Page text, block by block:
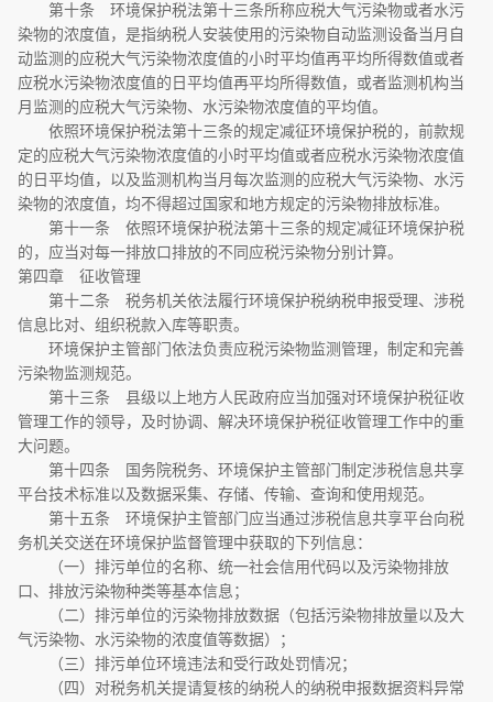
第十条 环境保护税法第十三条所称应税大气污染物或者水污
染物的浓度值，是指纳税人安装使用的污染物自动监测设备当月自
动监测的应税大气污染物浓度值的小时平均值再平均所得数值或者
应税水污染物浓度值的日平均值再平均所得数值，或者监测机构当
月监测的应税大气污染物、水污染物浓度值的平均值。
依照环境保护税法第十三条的规定减征环境保护税的，前款规
定的应税大气污染物浓度值的小时平均值或者应税水污染物浓度值
的日平均值，以及监测机构当月每次监测的应税大气污染物、水污
染物的浓度值，均不得超过国家和地方规定的污染物排放标准。
第十一条 依照环境保护税法第十三条的规定减征环境保护税
的，应当对每一排放口排放的不同应税污染物分别计算。
第四章 征收管理
第十二条 税务机关依法履行环境保护税纳税申报受理、涉税
信息比对、组织税款入库等职责。
环境保护主管部门依法负责应税污染物监测管理，制定和完善
污染物监测规范。
第十三条 县级以上地方人民政府应当加强对环境保护税征收
管理工作的领导，及时协调、解决环境保护税征收管理工作中的重
大问题。
第十四条 国务院税务、环境保护主管部门制定涉税信息共享
平台技术标准以及数据采集、存储、传输、查询和使用规范。
第十五条 环境保护主管部门应当通过涉税信息共享平台向税
务机关交送在环境保护监督管理中获取的下列信息：
（一）排污单位的名称、统一社会信用代码以及污染物排放
口、排放污染物种类等基本信息；
（二）排污单位的污染物排放数据（包括污染物排放量以及大
气污染物、水污染物的浓度值等数据）；
（三）排污单位环境违法和受行政处罚情况；
（四）对税务机关提请复核的纳税人的纳税申报数据资料异常